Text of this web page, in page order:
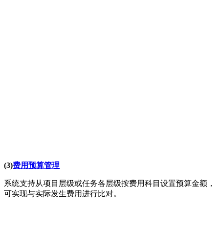
(3)费用预算管理
系统支持从项目层级或任务各层级按费用科目设置预算金额，
可实现与实际发生费用进行比对。